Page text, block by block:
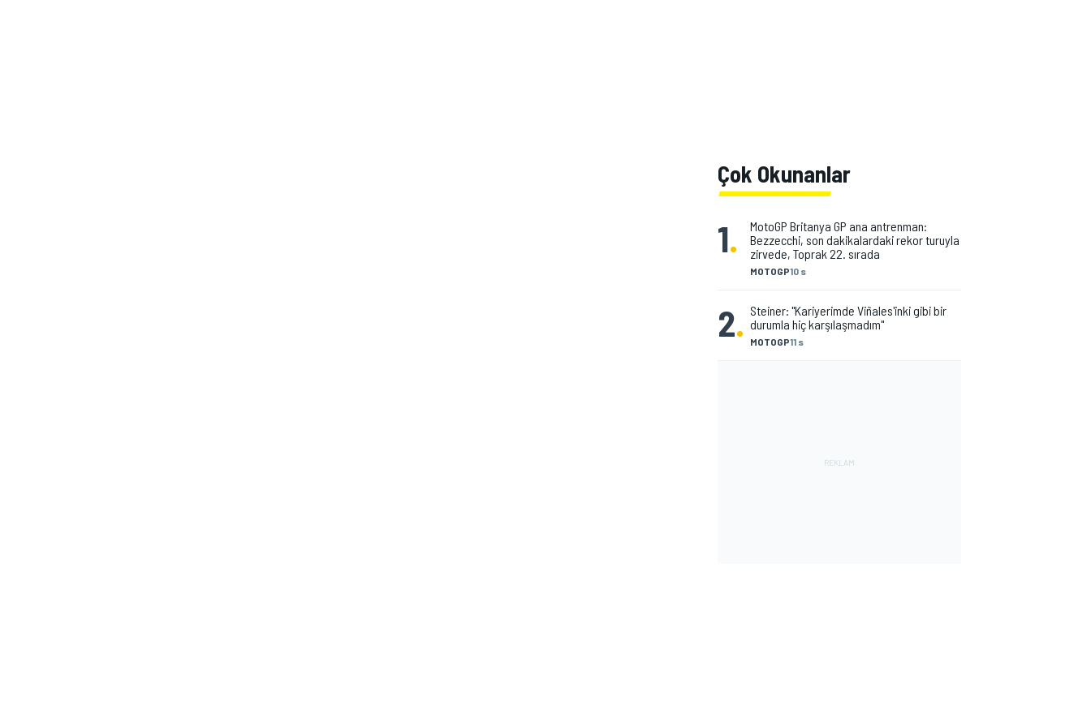
Çok Okunanlar
1.
MOTOGP10 s
MotoGP Britanya GP ana antrenman:
Bezzecchi, son dakikalardaki rekor turuyla
zirvede, Toprak 22. sırada
2. MOTOGP11 s
Steiner: "Kariyerimde Viñales'inki gibi bir
durumla hiç karşılaşmadım"